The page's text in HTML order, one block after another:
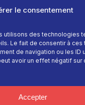
le consentement
utilisons des technologies
Le fait de consentir à
de navigation ou les ID
avoir un effet négatif
Accepter